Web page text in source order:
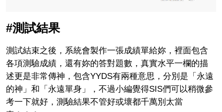
#測試結果
測試結束之後，系統會製作一張成績單給妳，裡面包含
各項測驗成績，還有妳的答對題數，真實水平一欄的描
述更是非常傳神，包含YYDS有兩種意思，分別是「永遠
的神」和「永遠單身」，不過小編覺得SIS們可以稍微參
考一下就好，測驗結果不管好或壞都千萬別太當